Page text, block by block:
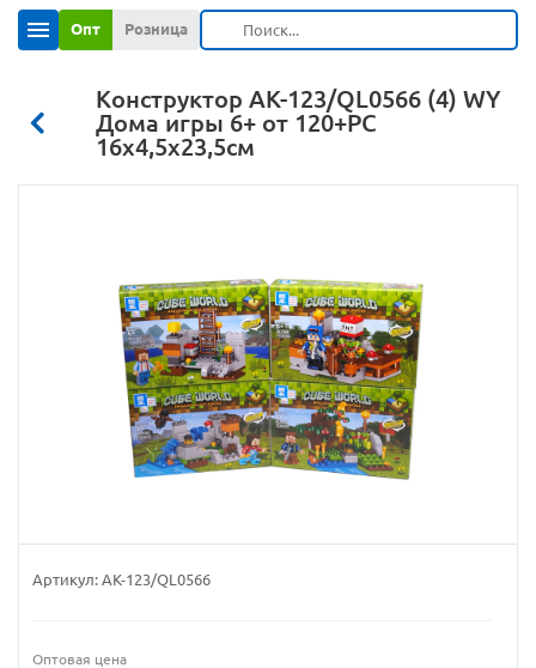
Опт Розница
Конструктор АК-123/QL0566 (4) WY
Дома игры 6+ от 120+РС
16х4,5х23,5см
Артикул: АК-123/QL0566
Оптовая цена